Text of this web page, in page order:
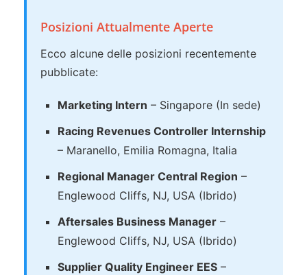
Posizioni Attualmente Aperte
Ecco alcune delle posizioni recentemente
pubblicate:
Marketing Intern – Singapore (In sede)
Racing Revenues Controller Internship
– Maranello, Emilia Romagna, Italia
Regional Manager Central Region –
Englewood Cliffs, NJ, USA (Ibrido)
Aftersales Business Manager –
Englewood Cliffs, NJ, USA (Ibrido)
Supplier Quality Engineer EES –